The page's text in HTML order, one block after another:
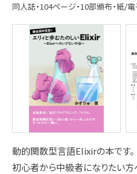
同人誌・104ページ・10部頒布・紙/
動的関数型言語Elixirの本です。
初心者から中級者になりたい方